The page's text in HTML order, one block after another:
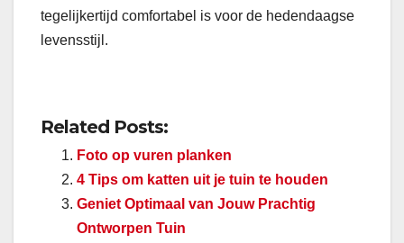
tegelijkertijd comfortabel is voor de hedendaagse
levensstijl.
Related Posts:
Foto op vuren planken
4 Tips om katten uit je tuin te houden
Geniet Optimaal van Jouw Prachtig
Ontworpen Tuin